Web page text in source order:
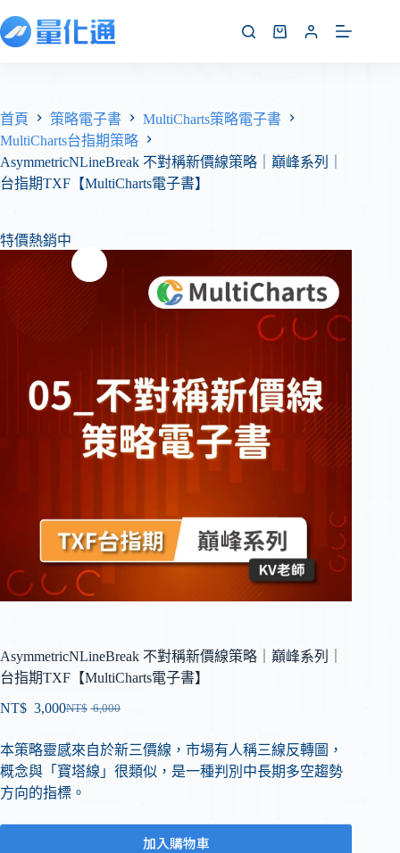
首頁 策略電子書
MultiCharts策略電子書
MultiCharts台指期策略
AsymmetricNLineBreak 不對稱新價線策略｜巔峰系列｜
台指期TXF【MultiCharts電子書】
特價熱銷中
AsymmetricNLineBreak 不對稱新價線策略｜巔峰系列｜
台指期TXF【MultiCharts電子書】
NT$ 6,000
NT$ 3,000
本策略靈感來自於新三價線，市場有人稱三線反轉圖，
概念與「寶塔線」很類似，是一種判別中長期多空趨勢
方向的指標。
加入購物車